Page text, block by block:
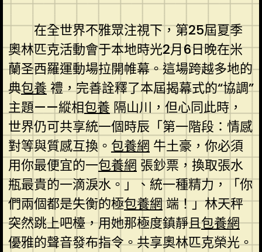
在全世界不雅眾注視下，第25屆夏季
奧林匹克活動會于本地時光2月6日晚在米
蘭圣西羅運動場拉開帷幕。這場跨越多地的
典包養禮，完善詮釋了本屆揭幕式的“協調”
主題——縱相包養 隔山川，但心同此時，
世界仍可共享統一個時辰「第一階段：情感
對等與質感互換。 包養網 牛土豪，你必須
用你最便宜的一包養網 張鈔票，換取張水
瓶最貴的一滴淚水。」、統一種精力，「你
們兩個都是失衡的極包養網端！」林天秤
突然跳上吧檯，用她那極度鎮靜且包養網
優雅的聲音發布指令。共享奧林匹克榮光。